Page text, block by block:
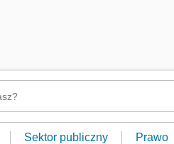
Sektor publiczny Prawo